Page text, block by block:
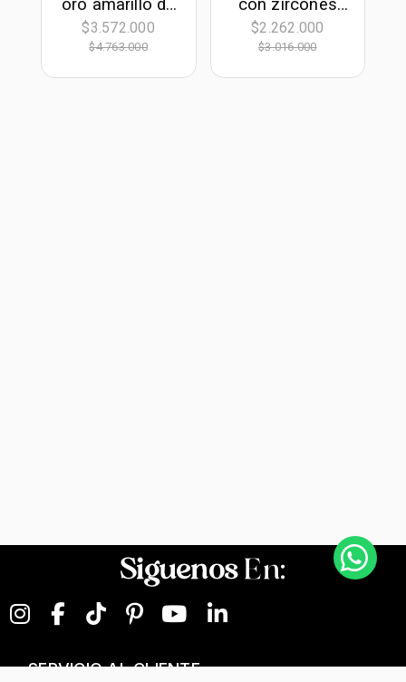
oro amarillo de
18 Kilates,
Figuras
geométricas,
$3.572.000
$4.763.000
con zircones
redondos, oro
tono amarillo
18k, liso
$2.262.000
$3.016.000
SiguenosEn:
SERVICIO AL CLIENTE